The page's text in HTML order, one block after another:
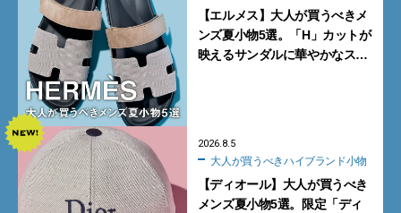
【エルメス】大人が買うべきメ
ンズ夏小物5選。「H」カットが
映えるサンダルに華やかなス
2026.8.5
大人が買うべきハイブランド小物
【ディオール】大人が買うべき
メンズ夏小物5選。限定「ディ